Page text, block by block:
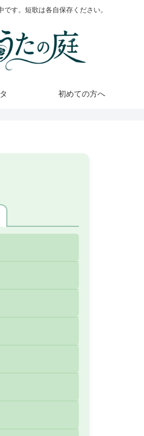
です。短歌は各自保存ください。
初めての方へ